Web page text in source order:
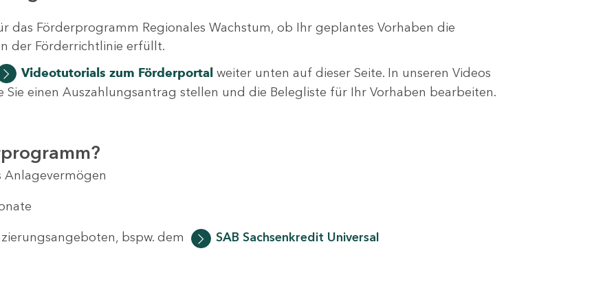
das Förderprogramm Regionales Wachstum, ob Ihr geplantes Vorhaben die
der Förderrichtlinie erfüllt.
Videotutorials zum Förderportalweiter unten auf dieser Seite. In unseren Videos
einen Auszahlungsantrag stellen und die Belegliste für Ihr Vorhaben bearbeiten.
Anlagevermögen
bspw. dem SAB Sachsenkredit Universal